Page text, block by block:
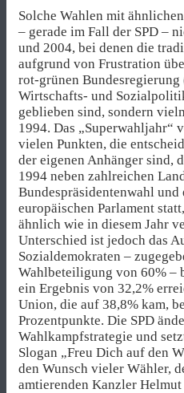
Solche Wahlen mit
– gerade im Fall der SPD –
und 2004, bei denen die
aufgrund von Frustration
rot-grünen Bundesregierung
Wirtschafts- und
geblieben sind, sondern
1994. Das „Superwahljahr“
vielen Punkten, die
der eigenen Anhänger sind,
1994 neben zahlreichen
Bundespräsidentenwahl und
europäischen Parlament
ähnlich wie in diesem Jahr
Unterschied ist jedoch das
Sozialdemokraten –
Wahlbeteiligung von 60% –
ein Ergebnis von 32,2%
Union, die auf 38,8% kam,
Prozentpunkte. Die SPD
Wahlkampfstrategie und
Slogan „Freu Dich auf den
den Wunsch vieler Wähler,
amtierenden Kanzler